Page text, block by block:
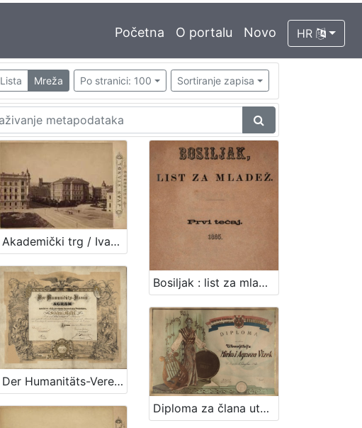
Početna O portalu Novo HR
Lista Mreža Po stranici: 100 Sortiranje zapisa
Akademički trg / Ivan Standl
Bosiljak : list za mladež / urednik i vlastnik Ivan Filipović
Der Humanitäts-Verein in Agram .../ [ilustrator] F. Kollařz
Diploma za člana utemeljitelja / Hrvatsko glazbeno i pjevačko društvo "Harambašić"